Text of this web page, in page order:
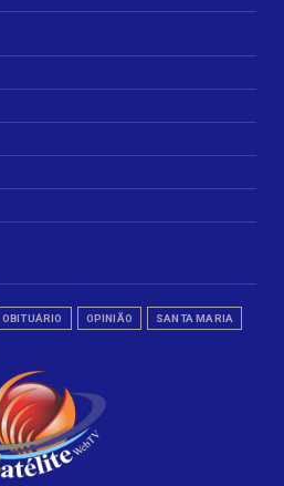
OBITUÁRIO OPINIÃO SANTA MARIA